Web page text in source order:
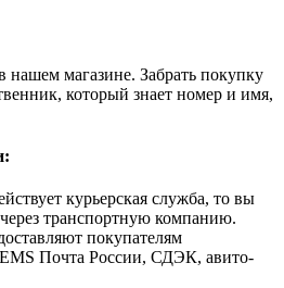
нашем магазине. Забрать покупку
который знает номер и имя,
курьерская служба, то вы
через транспортную компанию.
покупателям
Почта России, СДЭК, авито-